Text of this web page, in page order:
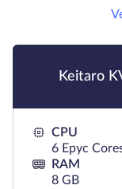
Keitaro
CPU
6 Epyc
RAM
8 GB